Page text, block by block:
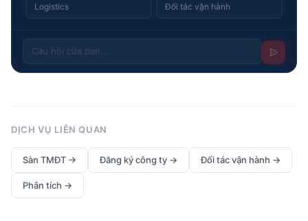
Logistics Đối tác vận hành
DỊCH VỤ LIÊN QUAN
Sàn TMĐT → Đăng ký công ty → Đối tác vận hành →
Phân tích →